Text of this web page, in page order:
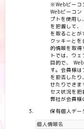
※Webビーコ
Webビーコ
プトを使用
を把握して
を取ること
クッキーと
的情報を取得
トでは、ウ
目的で、
す。会員様は
を拒否した
せたりできま
セス状況を把
弊社が会員様
保有個人デー
個人情報名